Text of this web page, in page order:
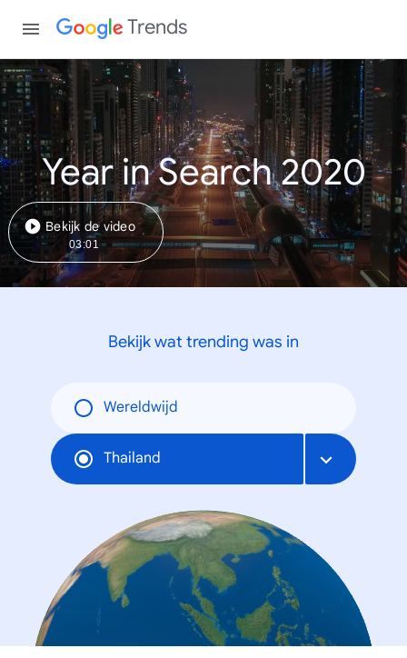
Trends
Year in Search 2020
Bekijk de video
03:01
Bekijk wat trending was in
Wereldwijd
Thailand